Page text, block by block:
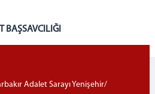
BAŞSAVCILIĞI
Adalet Sarayı Yenişehir/